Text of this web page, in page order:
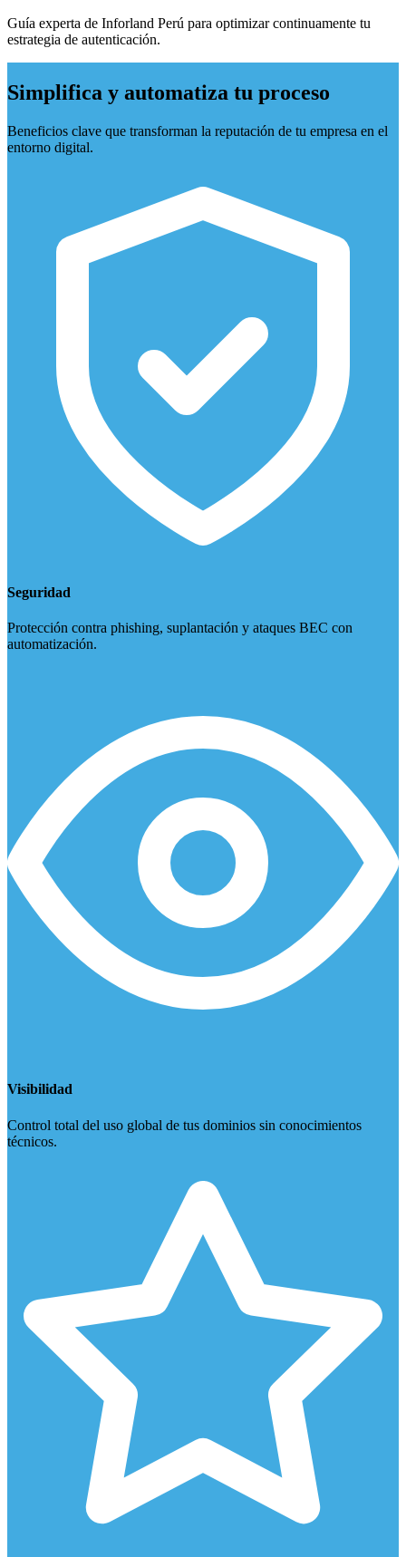
Guía experta de Inforland Perú para optimizar continuamente tu
estrategia de autenticación.
Simplifica y automatiza tu proceso
Beneficios clave que transforman la reputación de tu empresa en el
entorno digital.
Seguridad
Protección contra phishing, suplantación y ataques BEC con
automatización.
Visibilidad
Control total del uso global de tus dominios sin conocimientos
técnicos.